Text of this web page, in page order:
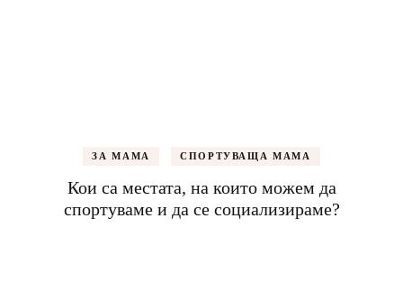
ЗА МАМА СПОРТУВАЩА МАМА
Кои са местата, на които можем да
спортуваме и да се социализираме?